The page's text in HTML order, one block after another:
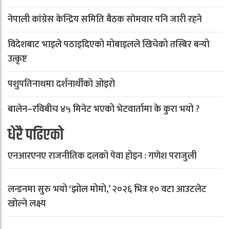
नेपाली कांग्रेस केन्द्रिय समिति बैठक साेमवार पनि जारी रहने
विदेशबाट भाइले पठाइदिएको मोबाइलले खिचेको तस्बिर बन्यो
उत्कृष्ट
पशुपतिनाथमा दर्शनार्थीको ओइरो
बालेन–रविबीच ४५ मिनेट भएको भेटवार्तामा के कुरा भयो ?
धेरै पढिएको
एनआरएनए राजनीतिक दलको पेवा होइन : गणेश पराजुली
लन्डनमा सुरु भयो ‘झोल मोमो,’ २०२६ भित्र १० वटा आउटलेट
खोल्ने लक्ष्य